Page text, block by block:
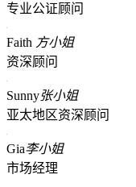
专业公证顾问
Faith 方小姐
资深顾问
Sunny张小姐
亚太地区资深顾问
Gia李小姐
市场经理